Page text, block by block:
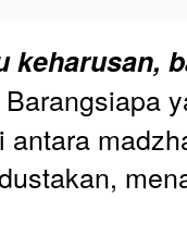
keharusan,
Barangsiapa